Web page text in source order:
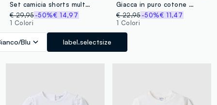
Set camicia shorts multicolor in puro cotone da bimbo
€ 29,95-50%€ 14,97
1 Colori
Blu label.selectsize
Giacca in puro cotone denim blu regular fit con bottoni per bimbo
€ 22,95 -50%€ 11,47
1 Colori